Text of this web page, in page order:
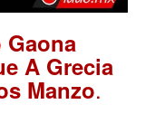
A Grecia
Manzo.